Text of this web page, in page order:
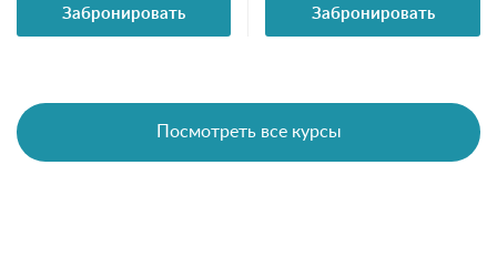
Забронировать Забронировать
Посмотреть все курсы